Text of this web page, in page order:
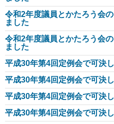
令和2年度議員とかたろう会
ました
令和2年度議員とかたろう会
ました
平成30年第4回定例会で可決
平成30年第4回定例会で可決
平成30年第4回定例会で可決
平成30年第4回定例会で可決